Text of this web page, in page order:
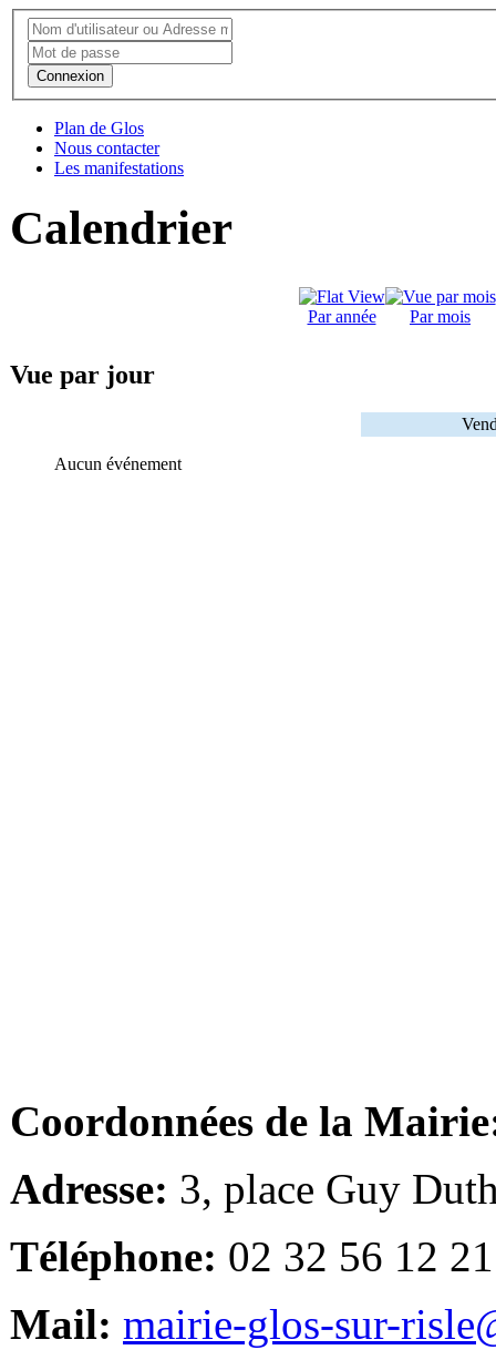
Connexion
Plan de Glos
Nous contacter
Les manifestations
Calendrier
Par année Par mois
Vue par jour
Aucun événement
Coordonnées de la
Adresse: 3, place Guy
Téléphone: 02 32 56 12 21
Mail: mairie-glos-sur-